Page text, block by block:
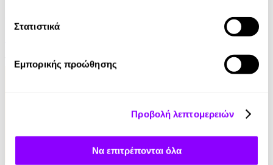
Στατιστικά
Εμπορικής προώθησης
Προβολή λεπτομερειών
Να επιτρέπονται όλα
13.90€ 6.95€ (-50%)